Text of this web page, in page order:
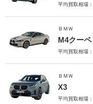
平均買取相場：
ＢＭＷ
M4クーペ
平均買取相場：
ＢＭＷ
X3
平均買取相場：